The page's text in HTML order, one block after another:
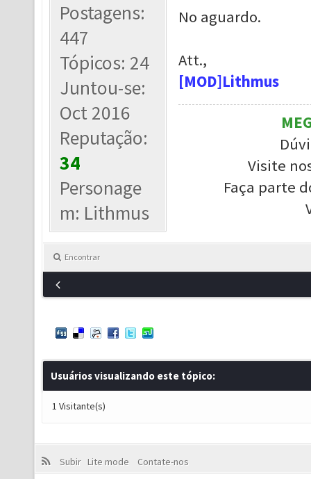
Postagens:
447
Tópicos: 24
Juntou-se:
Oct 2016
Reputação:
34
Personage
m: Lithmus
No aguardo.
Att.,
[MOD]Lithmus
Visite
Faça parte
Encontrar
Usuários visualizando este tópico:
1 Visitante(s)
Subir Lite mode
Contate-nos